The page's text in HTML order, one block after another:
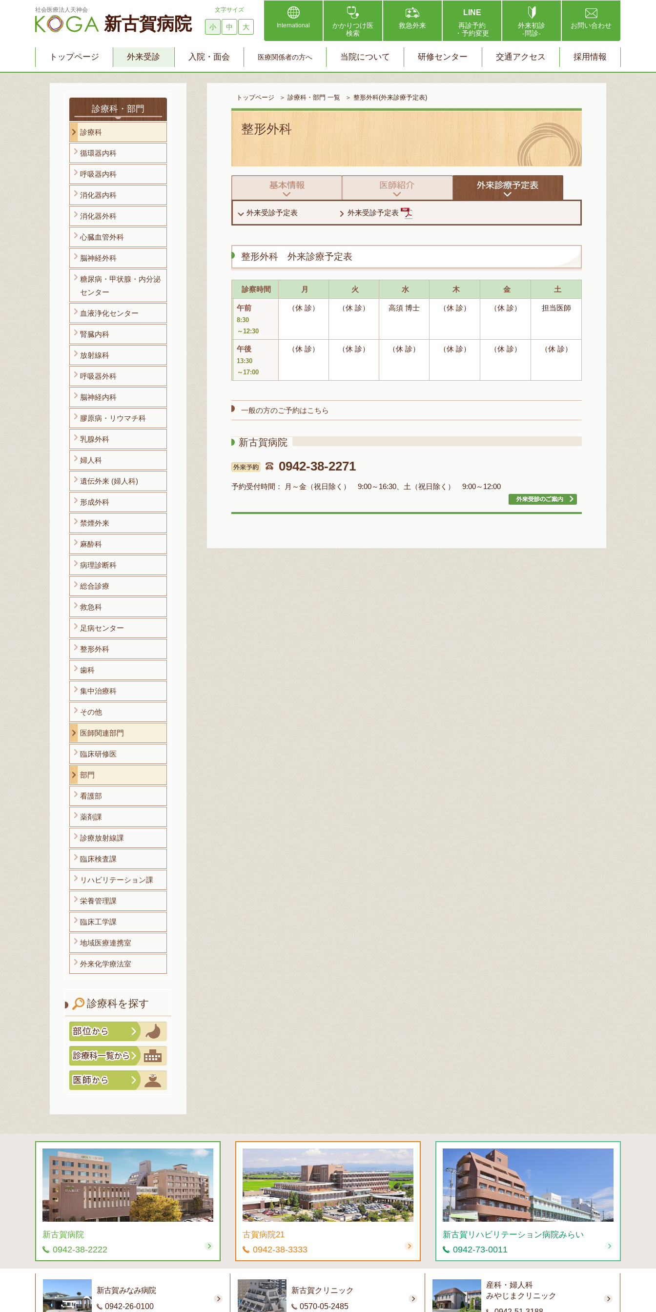
社会医療法人天神会
新古賀病院
文字サイズ
小 中 大 International
かかりつけ医
検索
救急外来
LINE
再診予約
・予約変更
外来初診
-問診-
お問い合わせ
トップページ 外来受診 入院・面会 医療関係者の方へ 当院について 研修センター 交通アクセス 採用情報
診療科・部門
診療科
循環器内科
呼吸器内科
消化器内科
消化器外科
心臓血管外科
脳神経外科
糖尿病・甲状腺・内分泌
センター
血液浄化センター
腎臓内科
放射線科
呼吸器外科
脳神経内科
膠原病・リウマチ科
乳腺外科
婦人科
遺伝外来 (婦人科)
形成外科
禁煙外来
麻酔科
病理診断科
総合診療
救急科
足病センター
整形外科
歯科
集中治療科
その他
医師関連部門
臨床研修医
部門
看護部
薬剤課
診療放射線課
臨床検査課
リハビリテーション課
栄養管理課
臨床工学課
地域医療連携室
外来化学療法室
診療科を探す
トップページ ＞ 診療科・部門 一覧 ＞ 整形外科(外来診療予定表)
整形外科
外来受診予定表 外来受診予定表
整形外科 外来診療予定表
診察時間 月 火 水 木 金 土
午前
8:30
～12:30
（休 診） （休 診） 高須 博士 （休 診） （休 診） 担当医師
午後
13:30
～17:00
（休 診） （休 診） （休 診） （休 診） （休 診） （休 診）
一般の方のご予約はこちら
新古賀病院
0942-38-2271
予約受付時間： 月～金（祝日除く） 9:00～16:30、土（祝日除く） 9:00～12:00
新古賀病院
0942-38-2222
古賀病院21
0942-38-3333
新古賀リハビリテーション病院みらい
0942-73-0011
新古賀みなみ病院
0942-26-0100
新古賀クリニック
0570-05-2485
産科・婦人科
みやじまクリニック